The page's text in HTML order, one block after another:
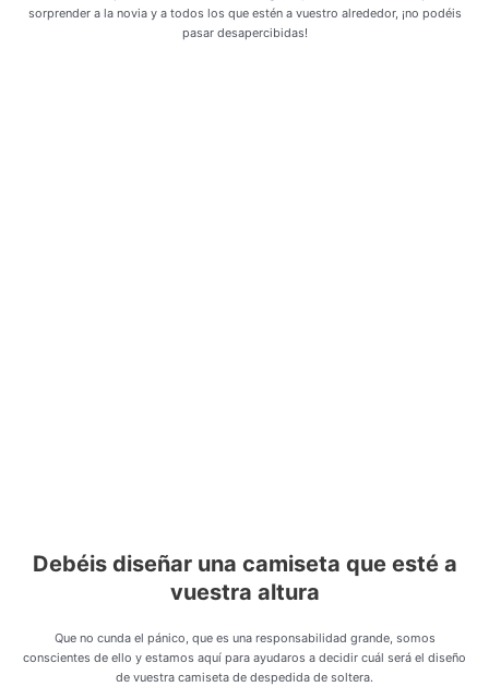
sorprender a la novia y a todos los que estén a vuestro alrededor, ¡no podéis
pasar desapercibidas!
Debéis diseñar una camiseta que esté a
vuestra altura
Que no cunda el pánico, que es una responsabilidad grande, somos
conscientes de ello y estamos aquí para ayudaros a decidir cuál será el diseño
de vuestra camiseta de despedida de soltera.